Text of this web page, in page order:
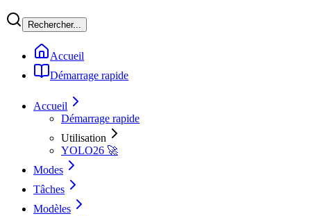
Rechercher...
Accueil
Démarrage rapide
Accueil
Démarrage rapide
Utilisation
YOLO26 🚀
Modes
Tâches
Modèles